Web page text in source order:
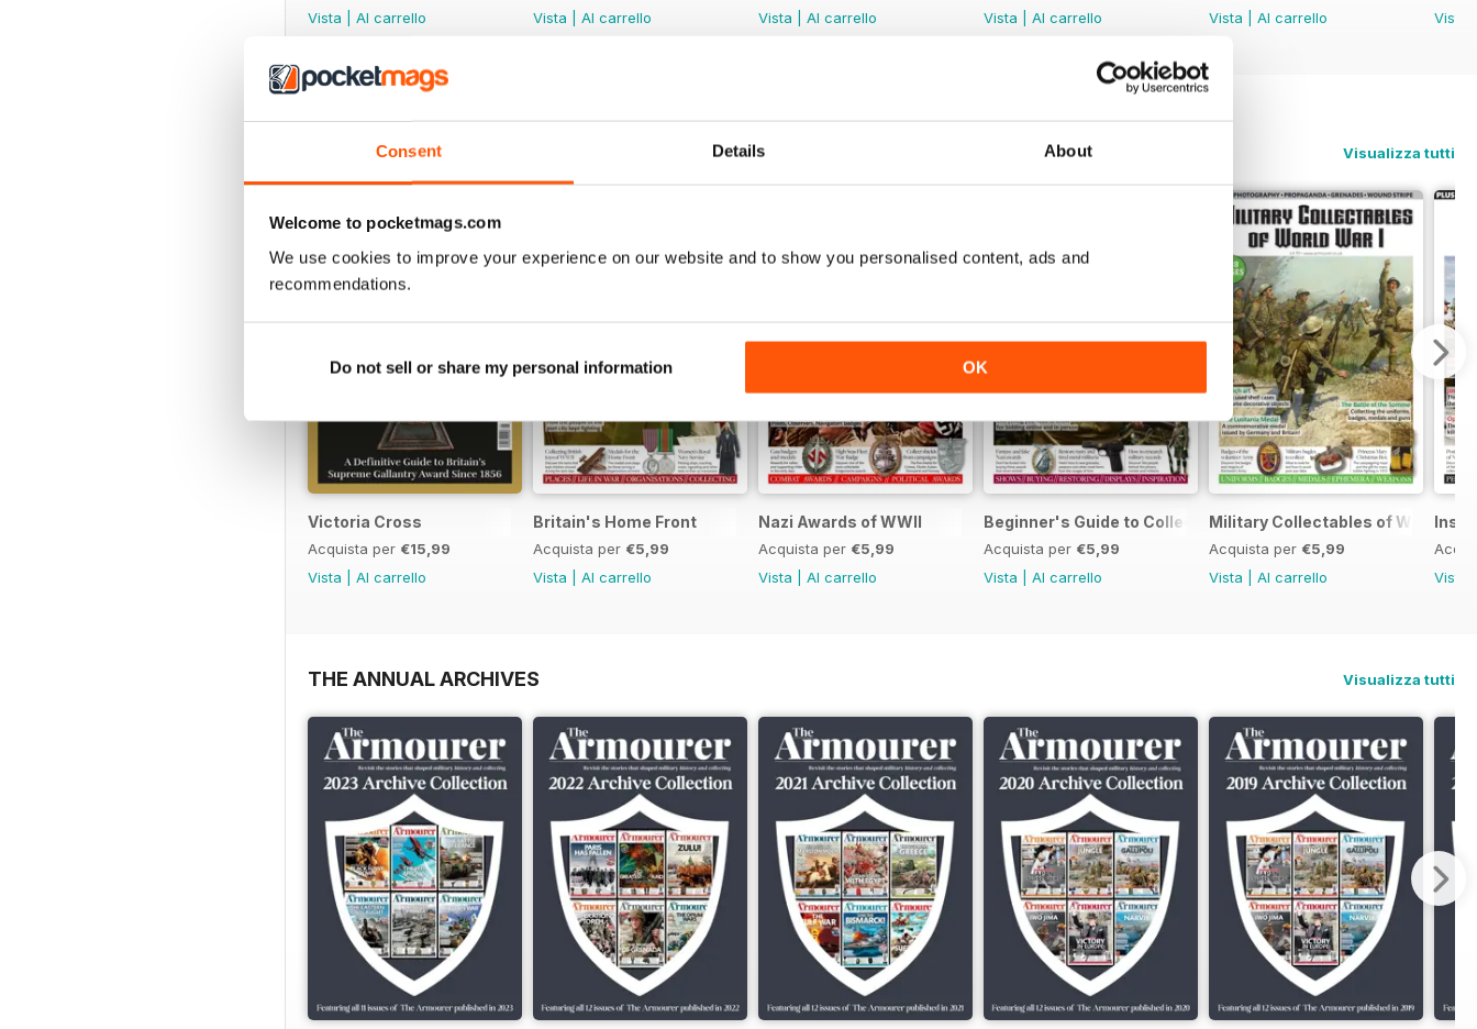
Consent Details About
Welcome to pocketmags.com
We use cookies to improve your experience on our website and to show you personalised content, ads and
recommendations.
Do not sell or share my personal information OK
Vista
Al carrello
Vista
Al carrello
Vista
Al carrello
Vista
Al carrello
Vista
Al carrello
Vista
SPECIAL EDITIONS Visualizza tutti
Victoria Cross
Acquista per €15,99
Vista
Al carrello
Britain's Home Front
Acquista per €5,99
Vista
Al carrello
Nazi Awards of WWII
Acquista per €5,99
Vista
Al carrello
Beginner's Guide to Collecting Militaria
Acquista per €5,99
Vista
Al carrello
Military Collectables of WWI
Acquista per €5,99
Vista
Al carrello
Vista
THE ANNUAL ARCHIVES Visualizza tutti